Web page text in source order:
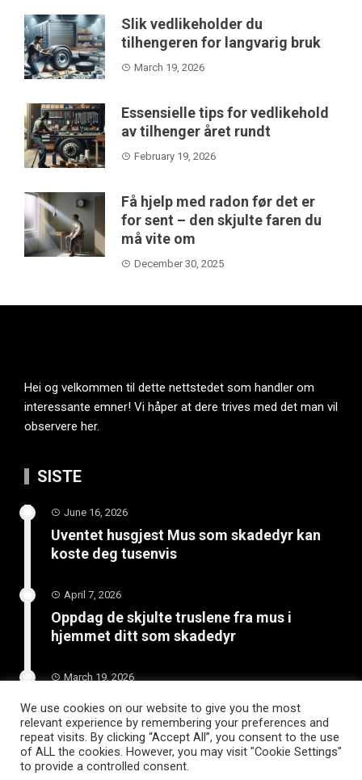
Slik vedlikeholder du
tilhengeren for langvarig bruk
March 19, 2026
Essensielle tips for vedlikehold
av tilhenger året rundt
February 19, 2026
Få hjelp med radon før det er
for sent – den skjulte faren du
må vite om
December 30, 2025
Hei og velkommen til dette nettstedet som handler om
interessante emner! Vi håper at dere trives med det man vil
observere her.
SISTE
June 16, 2026
Uventet husgjest Mus som skadedyr kan
koste deg tusenvis
April 7, 2026
Oppdag de skjulte truslene fra mus i
hjemmet ditt som skadedyr
March 19, 2026
Slik vedlikeholder du tilhengeren for
langvarig bruk
We use cookies on our website to give you the most
relevant experience by remembering your preferences and
repeat visits. By clicking “Accept All”, you consent to the use
of ALL the cookies. However, you may visit "Cookie Settings"
to provide a controlled consent.